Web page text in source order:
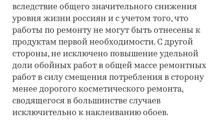
вследствие общего значительного снижения
уровня жизни россиян и с учетом того, что
работы по ремонту не могут быть отнесены к
продуктам первой необходимости. С другой
стороны, не исключено повышение удельной
доли обойных работ в общей массе ремонтных
работ в силу смещения потребления в сторону
менее дорогого косметического ремонта,
сводящегося в большинстве случаев
исключительно к наклеиванию обоев.